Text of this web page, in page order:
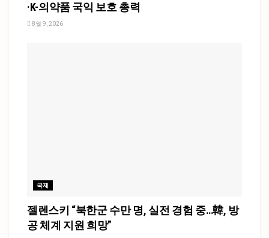
·K-의약품 국익 보호 총력
8월 9, 2026
국제
젤렌스키 “북한군 수만 명, 실전 경험 중…韓, 방
공 체계 지원 희망”